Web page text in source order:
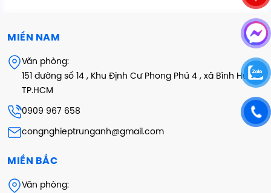
MIỀN NAM
Văn phòng:
151 đường số 14 , Khu Định Cư Phong Phú 4 , xã Bình Hưng ,
TP.HCM
0909 967 658
congnghieptrunganh@gmail.com
MIỀN BẮC
Văn phòng: